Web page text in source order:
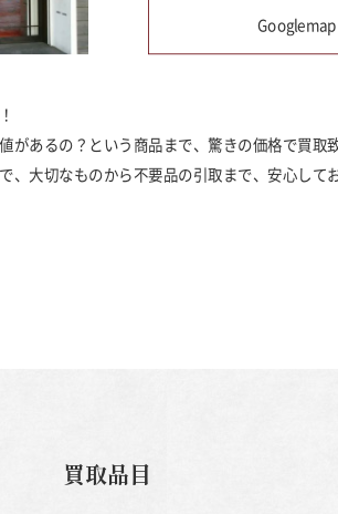
Googlemap
あるの？という商品まで、驚きの価格で買取致
大切なものから不要品の引取まで、安心して
買取品目